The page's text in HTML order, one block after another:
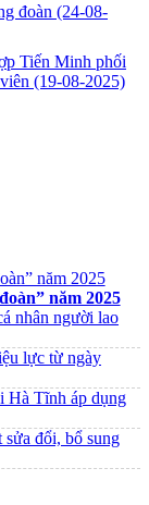
đoàn (24-08-
Tiến Minh phối
(19-08-2025)
năm 2025
nhân người lao
lực từ ngày
Hà Tĩnh áp dụng
đổi, bổ sung